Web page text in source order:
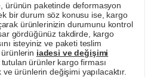
ürünün paketinde deformasyon
bir durum söz konusu ise, kargo
ürünlerinizin durumunu kontrol
gördüğünüz takdirde, kargo
isteyiniz ve paketi teslim
ürünlerin iadesi ve değişimi
ürünler kargo firması
ürünlerin değişimi yapılacaktır.